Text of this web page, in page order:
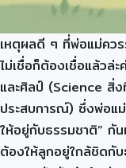
เหตุผลดี ๆ ที่พ่อแม่คว
ไม่เชื่อก็ต้องเชื่อแล้วล่
และศิลป์ (Science สิ่
ประสบการณ์) ซึ่งพ่อแม่
ให้อยู่กับธรรมชาติ” กัน
ต้องให้ลูกอยู่ใกล้ชิดกั